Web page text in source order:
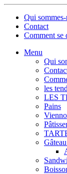
Qui
Contact
Comment se
Menu
Qui
les
LES
Pains